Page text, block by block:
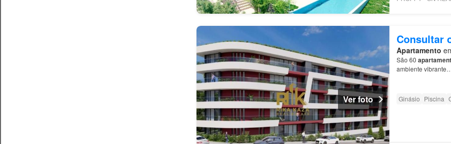
Ver foto
Consultar
Apartamento
São 60
ambiente
Ginásio Piscina